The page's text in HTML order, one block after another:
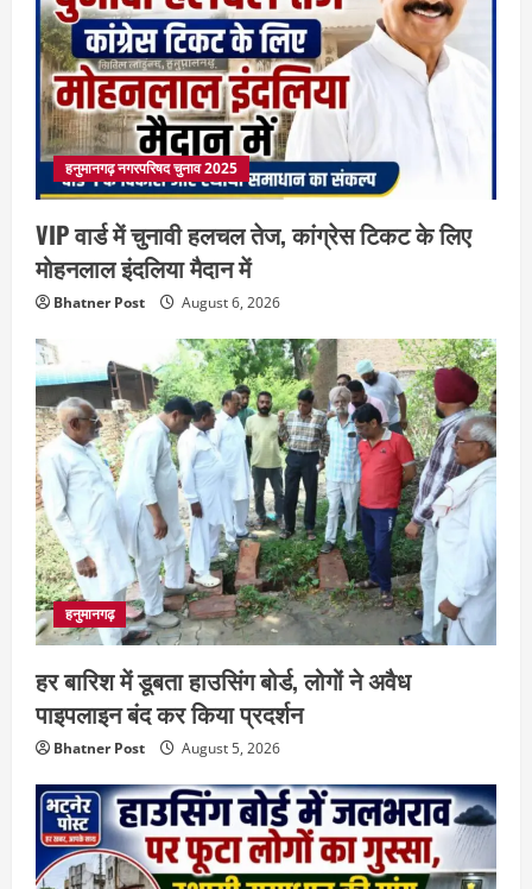
हनुमानगढ़ नगरपरिषद चुनाव 2025
VIP वार्ड में चुनावी हलचल तेज, कांग्रेस टिकट के लिए
मोहनलाल इंदलिया मैदान में
Bhatner Post August 6, 2026
हनुमानगढ़
हर बारिश में डूबता हाउसिंग बोर्ड, लोगों ने अवैध
पाइपलाइन बंद कर किया प्रदर्शन
Bhatner Post August 5, 2026